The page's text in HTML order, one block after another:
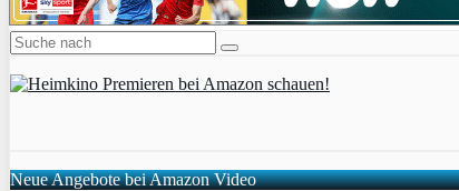
Neue Angebote bei Amazon Video